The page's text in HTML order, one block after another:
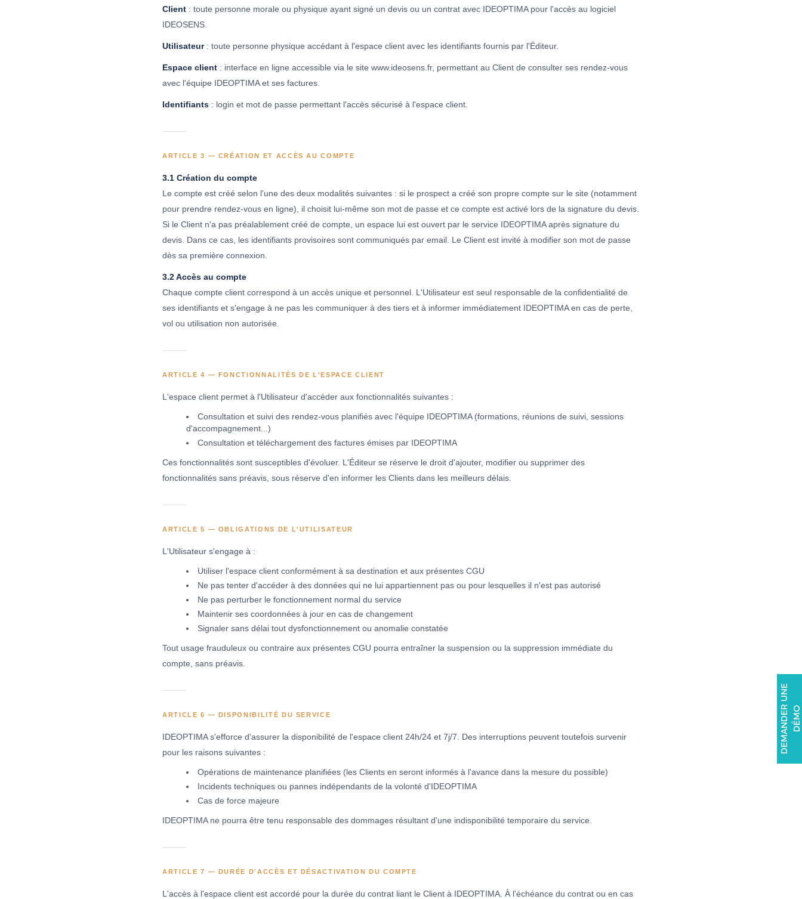
D
E
M
A
N
D
ER
U
N
E
D
É
MO
Client : toute personne morale ou physique ayant signé un devis ou un contrat avec IDEOPTIMA pour l'accès au logiciel
IDEOSENS.
Utilisateur: toute personne physique accédant à l'espace client avec les identifiants fournis par l'Éditeur.
Espace client : interface en ligne accessible via le site www.ideosens.fr, permettant au Client de consulter ses rendez-vous
avec l'équipe IDEOPTIMA et ses factures.
Identifiants : login et mot de passe permettant l'accès sécurisé à l'espace client.
ARTICLE 3 — CRÉATION ET ACCÈS AU COMPTE
3.1 Création du compte
Le compte est créé selon l'une des deux modalités suivantes : si le prospect a créé son propre compte sur le site (notamment
pour prendre rendez-vous en ligne), il choisit lui-même son mot de passe et ce compte est activé lors de la signature du devis.
Si le Client n'a pas préalablement créé de compte, un espace lui est ouvert par le service IDEOPTIMA après signature du
devis. Dans ce cas, les identifiants provisoires sont communiqués par email. Le Client est invité à modifier son mot de passe
dès sa première connexion.
3.2 Accès au compte
Chaque compte client correspond à un accès unique et personnel. L'Utilisateur est seul responsable de la confidentialité de
ses identifiants et s'engage à ne pas les communiquer à des tiers et à informer immédiatement IDEOPTIMA en cas de perte,
vol ou utilisation non autorisée.
ARTICLE 4 — FONCTIONNALITÉS DE L'ESPACE CLIENT
L'espace client permet à l'Utilisateur d'accéder aux fonctionnalités suivantes :
Consultation et suivi des rendez-vous planifiés avec l'équipe IDEOPTIMA (formations, réunions de suivi, sessions
d'accompagnement...)
Consultation et téléchargement des factures émises par IDEOPTIMA
Ces fonctionnalités sont susceptibles d'évoluer. L'Éditeur se réserve le droit d'ajouter, modifier ou supprimer des
fonctionnalités sans préavis, sous réserve d'en informer les Clients dans les meilleurs délais.
ARTICLE 5 — OBLIGATIONS DE L'UTILISATEUR
L'Utilisateur s'engage à :
Utiliser l'espace client conformément à sa destination et aux présentes CGU
Ne pas tenter d'accéder à des données qui ne lui appartiennent pas ou pour lesquelles il n'est pas autorisé
Ne pas perturber le fonctionnement normal du service
Maintenir ses coordonnées à jour en cas de changement
Signaler sans délai tout dysfonctionnement ou anomalie constatée
Tout usage frauduleux ou contraire aux présentes CGU pourra entraîner la suspension ou la suppression immédiate du
compte, sans préavis.
ARTICLE 6 — DISPONIBILITÉ DU SERVICE
IDEOPTIMA s'efforce d'assurer la disponibilité de l'espace client 24h/24 et 7j/7. Des interruptions peuvent toutefois survenir
pour les raisons suivantes :
Opérations de maintenance planifiées (les Clients en seront informés à l'avance dans la mesure du possible)
Incidents techniques ou pannes indépendants de la volonté d'IDEOPTIMA
Cas de force majeure
IDEOPTIMA ne pourra être tenu responsable des dommages résultant d'une indisponibilité temporaire du service.
ARTICLE 7 — DURÉE D'ACCÈS ET DÉSACTIVATION DU COMPTE
L'accès à l'espace client est accordé pour la durée du contrat liant le Client à IDEOPTIMA. À l'échéance du contrat ou en cas